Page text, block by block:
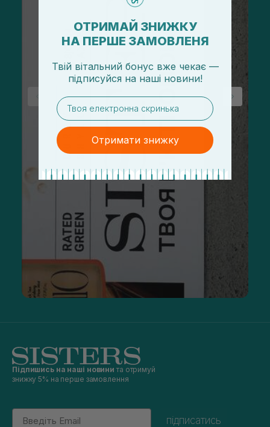
Підпишись на наші новини та отримуй
знижку 5% на перше замовлення
Email
підписатись
ОТРИМАЙ ЗНИЖКУ
НА ПЕРШЕ ЗАМОВЛЕНЯ
Твій вітальний бонус вже чекає —
підписуйся на наші новини!
email
Отримати знижку